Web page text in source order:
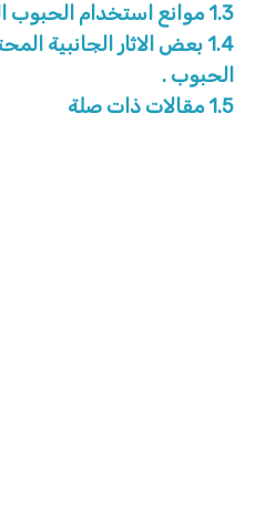
1.3 موانع استخدام الحبوب
1.4 بعض الاثار الجانبية
الحبوب .
1.5 مقالات ذات صلة